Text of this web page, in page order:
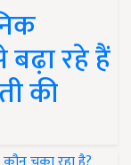
रहे हैं
की